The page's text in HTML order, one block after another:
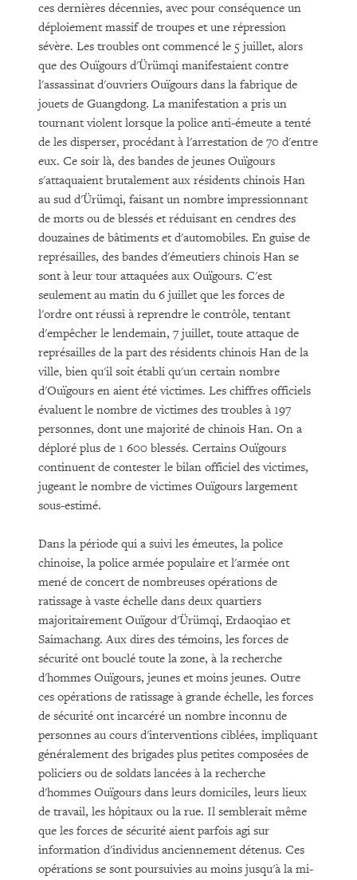
ces dernières décennies, avec pour conséquence un
déploiement massif de troupes et une répression
sévère. Les troubles ont commencé le 5 juillet, alors
que des Ouïgours d'Ürümqi manifestaient contre
l'assassinat d'ouvriers Ouïgours dans la fabrique de
jouets de Guangdong. La manifestation a pris un
tournant violent lorsque la police anti-émeute a tenté
de les disperser, procédant à l'arrestation de 70 d'entre
eux. Ce soir là, des bandes de jeunes Ouïgours
s'attaquaient brutalement aux résidents chinois Han
au sud d'Ürümqi, faisant un nombre impressionnant
de morts ou de blessés et réduisant en cendres des
douzaines de bâtiments et d'automobiles. En guise de
représailles, des bandes d'émeutiers chinois Han se
sont à leur tour attaquées aux Ouïgours. C'est
seulement au matin du 6 juillet que les forces de
l'ordre ont réussi à reprendre le contrôle, tentant
d'empêcher le lendemain, 7 juillet, toute attaque de
représailles de la part des résidents chinois Han de la
ville, bien qu'il soit établi qu'un certain nombre
d'Ouïgours en aient été victimes. Les chiffres officiels
évaluent le nombre de victimes des troubles à 197
personnes, dont une majorité de chinois Han. On a
déploré plus de 1 600 blessés. Certains Ouïgours
continuent de contester le bilan officiel des victimes,
jugeant le nombre de victimes Ouïgours largement
sous-estimé.
Dans la période qui a suivi les émeutes, la police
chinoise, la police armée populaire et l'armée ont
mené de concert de nombreuses opérations de
ratissage à vaste échelle dans deux quartiers
majoritairement Ouïgour d'Ürümqi, Erdaoqiao et
Saimachang. Aux dires des témoins, les forces de
sécurité ont bouclé toute la zone, à la recherche
d'hommes Ouïgours, jeunes et moins jeunes. Outre
ces opérations de ratissage à grande échelle, les forces
de sécurité ont incarcéré un nombre inconnu de
personnes au cours d'interventions ciblées, impliquant
généralement des brigades plus petites composées de
policiers ou de soldats lancées à la recherche
d'hommes Ouïgours dans leurs domiciles, leurs lieux
de travail, les hôpitaux ou la rue. Il semblerait même
que les forces de sécurité aient parfois agi sur
information d'individus anciennement détenus. Ces
opérations se sont poursuivies au moins jusqu'à la mi-